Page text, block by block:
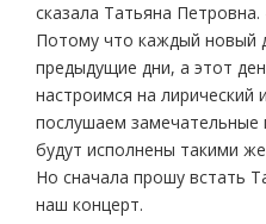
сказала Татьяна
Потому что каждый новый
предыдущие дни, а этот
настроимся на лирический
послушаем замечательные
будут исполнены такими
Но сначала прошу встать
наш концерт.